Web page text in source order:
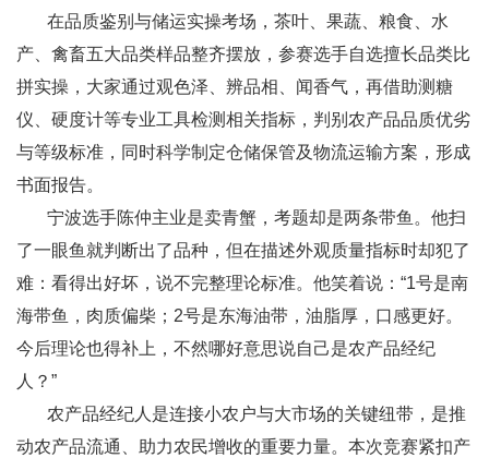
在品质鉴别与储运实操考场，茶叶、果蔬、粮食、水
产、禽畜五大品类样品整齐摆放，参赛选手自选擅长品类比
拼实操，大家通过观色泽、辨品相、闻香气，再借助测糖
仪、硬度计等专业工具检测相关指标，判别农产品品质优劣
与等级标准，同时科学制定仓储保管及物流运输方案，形成
书面报告。
宁波选手陈仲主业是卖青蟹，考题却是两条带鱼。他扫
了一眼鱼就判断出了品种，但在描述外观质量指标时却犯了
难：看得出好坏，说不完整理论标准。他笑着说：“1号是南
海带鱼，肉质偏柴；2号是东海油带，油脂厚，口感更好。
今后理论也得补上，不然哪好意思说自己是农产品经纪
人？”
农产品经纪人是连接小农户与大市场的关键纽带，是推
动农产品流通、助力农民增收的重要力量。本次竞赛紧扣产